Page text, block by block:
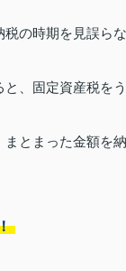
の時期を見誤ら
、固定資産税を
とまった金額を